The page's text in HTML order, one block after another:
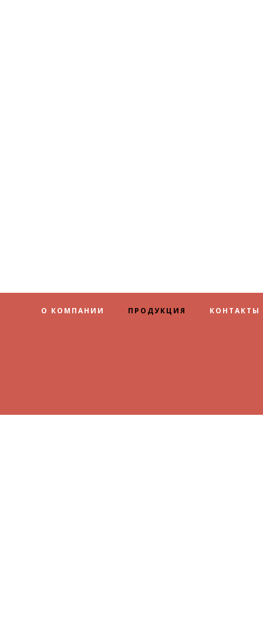
О КОМПАНИИ ПРОДУКЦИЯ КОНТАКТЫ